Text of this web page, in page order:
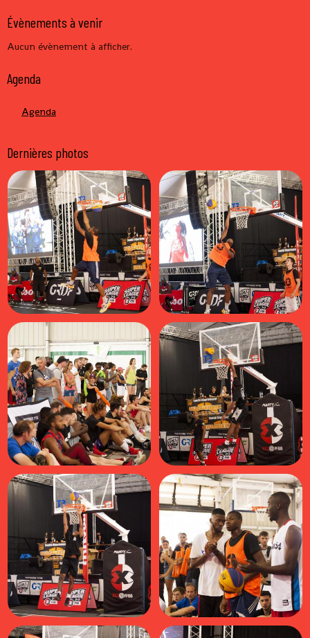
Évènements à venir
Aucun évènement à afficher.
Agenda
Agenda
Dernières photos